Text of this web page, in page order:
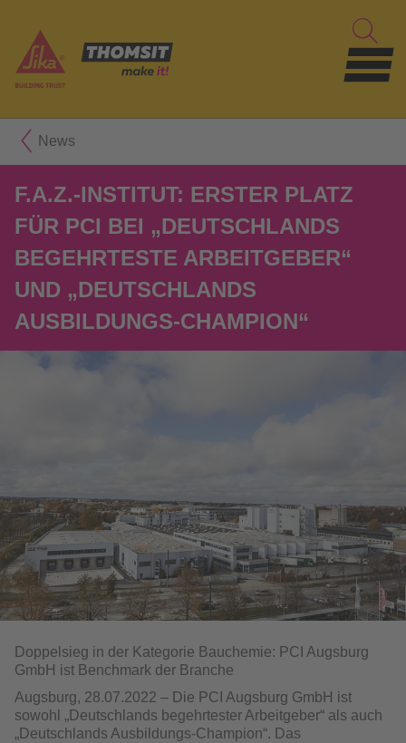
News
F.A.Z.-INSTITUT: ERSTER PLATZ
FÜR PCI BEI „DEUTSCHLANDS
BEGEHRTESTE ARBEITGEBER“
UND „DEUTSCHLANDS
AUSBILDUNGS-CHAMPION“
Doppelsieg in der Kategorie Bauchemie: PCI Augsburg
GmbH ist Benchmark der Branche
Augsburg, 28.07.2022 – Die PCI Augsburg GmbH ist
sowohl „Deutsch­lands begehrtester Arbeitgeber“ als auch
„Deutschlands Ausbildungs-Champion“. Das